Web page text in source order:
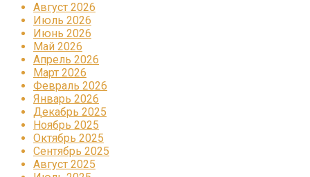
Август 2026
Июль 2026
Июнь 2026
Май 2026
Апрель 2026
Март 2026
Февраль 2026
Январь 2026
Декабрь 2025
Ноябрь 2025
Октябрь 2025
Сентябрь 2025
Август 2025